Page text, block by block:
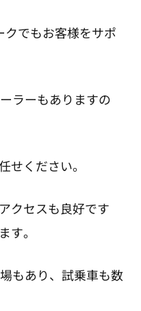
でもお客様をサポ
ラーもありますの
せください。
クセスも良好です
す。
もあり、試乗車も数